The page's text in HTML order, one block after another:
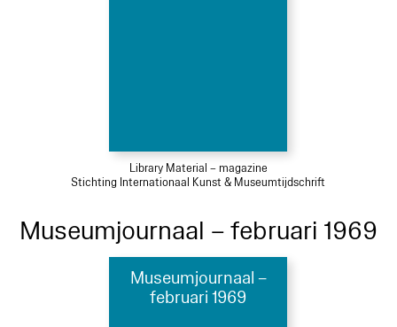
Library Material – magazine
Stichting Internationaal Kunst & Museumtijdschrift
Museumjournaal – februari 1969
Museumjournaal –
februari 1969